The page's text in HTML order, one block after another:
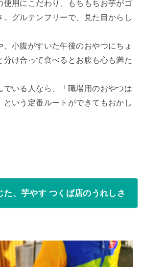
使用にこだわり、もちもちお芋がゴ
。グルテンフリーで、見た目からし
小腹がすいた午後のおやつにちょ
分け合って食べるとお腹も心も満た
でいる人なら、「職場用のおやつは
という定番ルートができてもおかし
た、芋やす つくば店のうれしさ